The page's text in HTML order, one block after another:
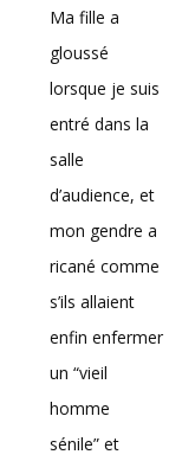
Ma fille a
gloussé
lorsque je suis
entré dans la
salle
d’audience, et
mon gendre a
ricané comme
s’ils allaient
enfin enfermer
un “vieil
homme
sénile” et